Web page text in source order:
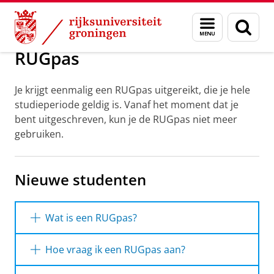
Skip
Content
Skip
Navigation
Menu
en
zoeken
Onderwijs Praktische zaken
RUGpas
Je krijgt eenmalig een RUGpas uitgereikt, die je hele
studieperiode geldig is. Vanaf het moment dat je
bent uitgeschreven, kun je de RUGpas niet meer
gebruiken.
Nieuwe studenten
Wat is een RUGpas?
De RUGpas (universiteitskaart) is een plastic
kaart op bankpasformaat met een
Hoe vraag ik een RUGpas aan?